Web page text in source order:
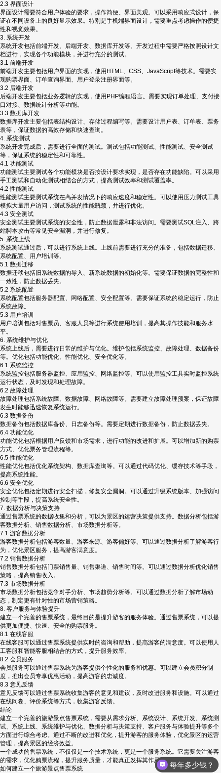
2.3 界面设计
界面设计需要符合用户体验的要求，操作简便、界面美观。可以采用响应式设计，保
证在不同设备上的良好显示效果。特别是手机端界面设计，需要重点考虑操作的便捷
性和视觉效果。
3. 系统开发
系统开发包括前端开发、后端开发、数据库开发等。开发过程中需要严格按照设计文
档进行，实现各个功能模块，并进行充分的测试。
3.1 前端开发
前端开发主要包括用户界面的实现，使用HTML、CSS、JavaScript等技术。需要实
现购票界面、订单查询界面、用户登录注册界面等。
3.2 后端开发
后端开发主要包括业务逻辑的实现，使用PHP编程语言。需要实现订单处理、支付接
口对接、数据统计分析等功能。
3.3 数据库开发
数据库开发主要包括表结构设计、存储过程编写等。需要设计用户表、订单表、票务
表等，保证数据的高效存储和快速查询。
4. 系统测试
系统开发完成后，需要进行全面的测试。测试包括功能测试、性能测试、安全测试
等，保证系统的稳定性和可靠性。
4.1 功能测试
功能测试主要测试各个功能模块是否按设计要求实现，是否存在功能缺陷。可以采用
手工测试和自动化测试相结合的方式，提高测试效率和测试覆盖率。
4.2 性能测试
性能测试主要测试系统在高并发情况下的响应速度和稳定性。可以使用压力测试工具
模拟大量用户访问，测试系统的性能瓶颈，并进行优化。
4.3 安全测试
安全测试主要测试系统的安全性，防止数据泄露和非法访问。需要测试SQL注入、跨
站脚本攻击等常见安全漏洞，并进行修复。
5. 系统上线
系统测试通过后，可以进行系统上线。上线前需要进行充分的准备，包括数据迁移、
系统配置、用户培训等。
5.1 数据迁移
数据迁移包括旧系统数据的导入、新系统数据的初始化等。需要保证数据的完整性和
一致性，防止数据丢失。
5.2 系统配置
系统配置包括服务器配置、网络配置、安全配置等。需要保证系统的稳定运行，防止
系统故障。
5.3 用户培训
用户培训包括对售票员、客服人员等进行系统使用培训，提高其操作技能和服务水
平。
6. 系统维护与优化
系统上线后，需要进行日常的维护与优化。维护包括系统监控、故障处理、数据备份
等。优化包括功能优化、性能优化、安全优化等。
6.1 系统监控
系统监控包括服务器监控、应用监控、网络监控等。可以使用监控工具实时监控系统
运行状态，及时发现和处理故障。
6.2 故障处理
故障处理包括系统故障、数据故障、网络故障等。需要建立故障处理预案，保证故障
发生时能够迅速恢复系统运行。
6.3 数据备份
数据备份包括数据库备份、日志备份等。需要定期进行数据备份，防止数据丢失。
6.4 功能优化
功能优化包括根据用户反馈和市场需求，进行功能的改进和扩展。可以增加新的购票
方式、优化票务管理流程等。
6.5 性能优化
性能优化包括优化系统架构、数据库查询等。可以通过代码优化、缓存技术等手段，
提高系统性能。
6.6 安全优化
安全优化包括定期进行安全扫描，修复安全漏洞。可以通过升级系统版本、加强访问
控制等手段，提高系统安全性。
7. 数据分析与决策支持
通过售票系统的数据收集和分析，可以为景区的运营决策提供支持。数据分析包括游
客数据分析、销售数据分析、市场数据分析等。
7.1 游客数据分析
游客数据分析包括游客数量、游客来源、游客偏好等。可以通过数据分析了解游客行
为，优化景区服务，提高游客满意度。
7.2 销售数据分析
销售数据分析包括门票销售量、销售渠道、销售时间等。可以通过数据分析优化销售
策略，提高销售收入。
7.3 市场数据分析
市场数据分析包括竞争对手分析、市场趋势分析等。可以通过数据分析了解市场动
态，制定更有针对性的市场营销策略。
8. 客户服务与体验提升
建立一个完善的售票系统，最终目的是提升游客的服务体验。通过售票系统，可以提
供更加便捷、快速、安全的购票服务。
8.1 在线客服
在线客服可以通过售票系统提供实时的咨询和帮助，提高游客的满意度。可以使用人
工客服和智能客服相结合的方式，提升服务效率。
8.2 会员服务
会员服务可以通过售票系统为游客提供个性化的服务和优惠。可以建立会员积分制
度，推出会员专享优惠活动，提高游客的忠诚度。
8.3 意见反馈
意见反馈可以通过售票系统收集游客的意见和建议，及时改进服务和设施。可以通过
在线问卷、评价系统等方式，收集游客反馈。
结论
建立一个完善的旅游景点售票系统，需要从需求分析、系统设计、系统开发、系统测
试、系统上线、系统维护与优化、数据分析与决策支持、客户服务与体验提升等多个
方面进行综合考虑。通过不断的改进和优化，提升游客的服务体验，优化景区的运营
管理，提高景区的经济效益。
一个成功的售票系统，不仅仅是一个技术系统，更是一个服务系统。它需要关注游客
的需求，优化购票流程，提升服务质量，才能真正发挥其作用，促进景区的发展。
如何建立一个旅游景点售票系统
每年多少钱？